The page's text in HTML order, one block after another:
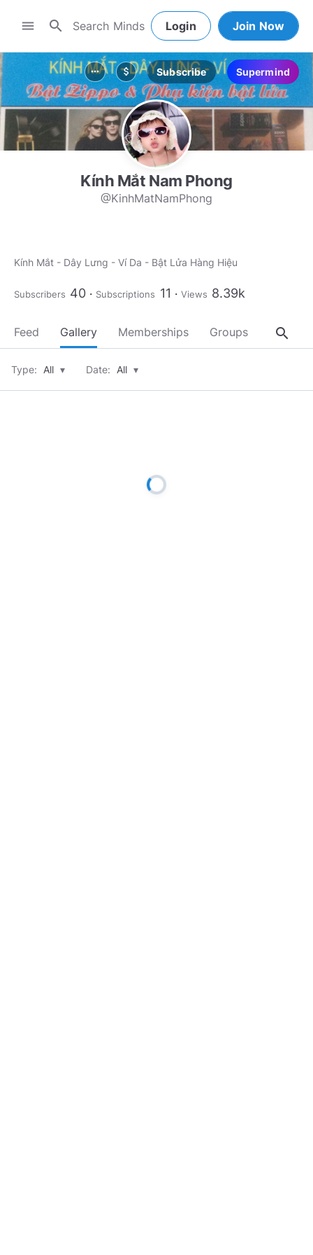
menu search Login Join Now
more_horiz attach_money Subscribe Supermind
Kính Mắt Nam Phong
@KinhMatNamPhong
Kính Mắt - Dây Lưng - Ví Da - Bật Lửa Hàng Hiệu
Subscribers 40 Subscriptions 11 Views 8.39k
Feed Gallery Memberships Groups About
search
Type: All ▾ Date: All ▾